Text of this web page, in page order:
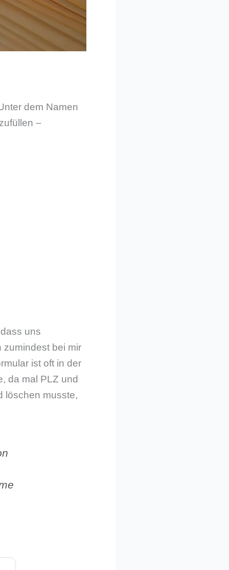
dem Namen
–
uns
zumindest bei mir
ist oft in der
da mal PLZ und
löschen musste,